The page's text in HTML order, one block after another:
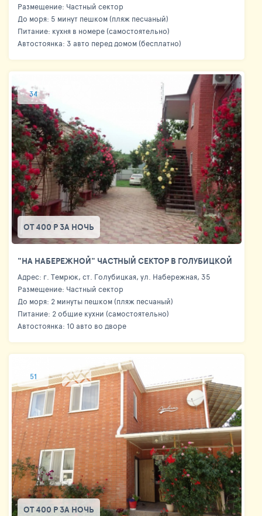
Размещение: Частный сектор
До моря: 5 минут пешком (пляж песчаный)
Питание: кухня в номере (самостоятельно)
Автостоянка: 3 авто перед домом (бесплатно)
34
ОТ 400 Р ЗА НОЧЬ
"НА НАБЕРЕЖНОЙ" ЧАСТНЫЙ СЕКТОР В ГОЛУБИЦКОЙ
Адрес: г. Темрюк, ст. Голубицкая, ул. Набережная, 35
Размещение: Частный сектор
До моря: 2 минуты пешком (пляж песчаный)
Питание: 2 общие кухни (самостоятельно)
Автостоянка: 10 авто во дворе
51
ОТ 400 Р ЗА НОЧЬ